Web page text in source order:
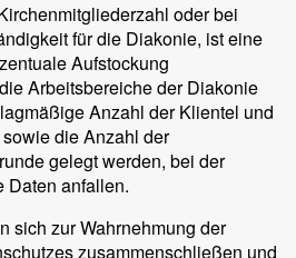
oder bei
für die Diakonie, ist eine
Aufstockung
Arbeitsbereiche der Diakonie
Anzahl der Klientel und
die Anzahl der
gelegt werden, bei der
Daten anfallen.
sich zur Wahrnehmung der
zusammenschließen und